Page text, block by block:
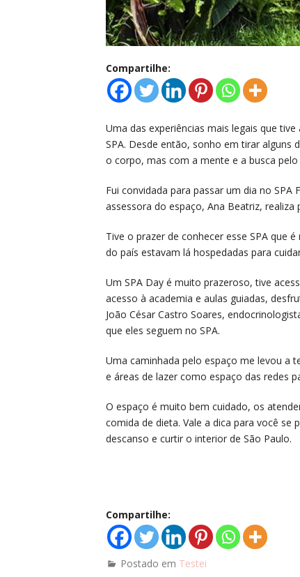
Compartilhe:
Uma das experiências mais legais que
SPA. Desde então, sonho em tirar alguns
o corpo, mas com a mente e a busca pelo
Fui convidada para passar um dia no
assessora do espaço, Ana Beatriz, realiza
Tive o prazer de conhecer esse SPA que
do país estavam lá hospedadas para
Um SPA Day é muito prazeroso, tive
acesso à academia e aulas guiadas,
João César Castro Soares,
que eles seguem no SPA.
Uma caminhada pelo espaço me levou a
e áreas de lazer como espaço das redes
O espaço é muito bem cuidado, os
comida de dieta. Vale a dica para você
descanso e curtir o interior de São Paulo.
Compartilhe:
Postado em Testei